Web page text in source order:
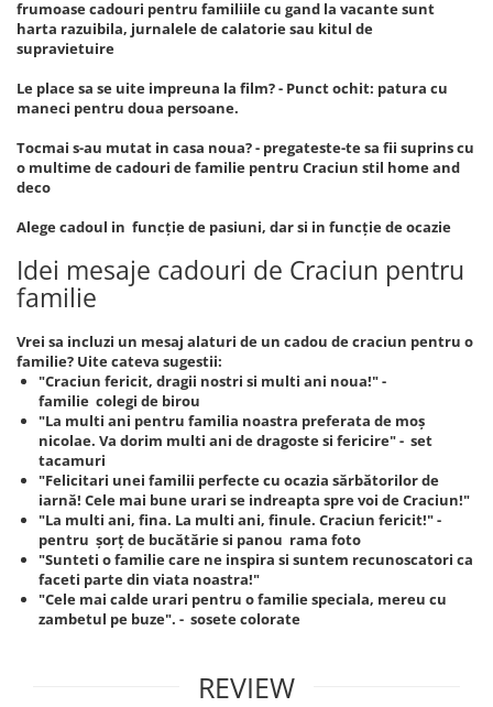
frumoase cadouri pentru familiile cu gand la vacante sunt
harta razuibila, jurnalele de calatorie sau kitul de
supravietuire
Le place sa se uite impreuna la film? - Punct ochit: patura cu
maneci pentru doua persoane.
Tocmai s-au mutat in casa noua? - pregateste-te sa fii suprins cu
o multime de cadouri de familie pentru Craciun stil home and
deco
Alege cadoul in funcție de pasiuni, dar si in funcție de ocazie
Idei mesaje cadouri de Craciun pentru
familie
Vrei sa incluzi un mesaj alaturi de un cadou de craciun pentru o
familie? Uite cateva sugestii:
"Craciun fericit, dragii nostri si multi ani noua!" -
familie colegi de birou
"La multi ani pentru familia noastra preferata de moș
nicolae. Va dorim multi ani de dragoste si fericire" - set
tacamuri
"Felicitari unei familii perfecte cu ocazia sărbătorilor de
iarnă! Cele mai bune urari se indreapta spre voi de Craciun!"
"La multi ani, fina. La multi ani, finule. Craciun fericit!" -
pentru șorț de bucătărie si panou rama foto
"Sunteti o familie care ne inspira si suntem recunoscatori ca
faceti parte din viata noastra!"
"Cele mai calde urari pentru o familie speciala, mereu cu
zambetul pe buze". - sosete colorate
REVIEW